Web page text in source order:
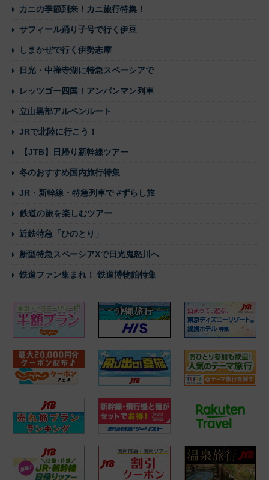
カニの季節到来！カニ旅行特集！
サフィール踊り子号で行く伊豆
しまかぜで行く伊勢志摩
日光・中禅寺湖に特急スペーシアで
レッツゴー四国！アンパンマン列車
立山黒部アルペンルート
JRで北陸に行こう！
【JTB】日帰り新幹線ツアー
冬のおすすめ国内旅行特集
JR・新幹線・特急列車で #ずらし旅
鉄道の旅を楽しむツアー
近鉄特急「ひのとり」
新型特急スペーシアXで日光鬼怒川へ
鉄道ファン集まれ！ 鉄道博物館特集